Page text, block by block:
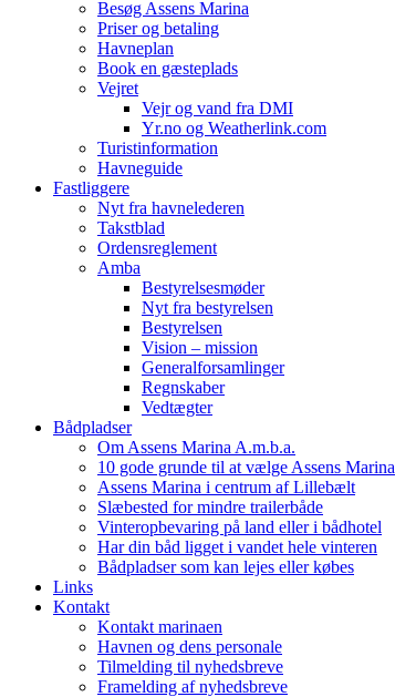
Besøg Assens Marina
Priser og betaling
Havneplan
Book en gæsteplads
Vejret
Vejr og vand fra DMI
Yr.no og Weatherlink.com
Turistinformation
Havneguide
Fastliggere
Nyt fra havnelederen
Takstblad
Ordensreglement
Amba
Bestyrelsesmøder
Nyt fra bestyrelsen
Bestyrelsen
Vision – mission
Generalforsamlinger
Regnskaber
Vedtægter
Bådpladser
Om Assens Marina A.m.b.a.
10 gode grunde til at vælge Assens Marina
Assens Marina i centrum af Lillebælt
Slæbested for mindre trailerbåde
Vinteropbevaring på land eller i bådhotel
Har din båd ligget i vandet hele vinteren
Bådpladser som kan lejes eller købes
Links
Kontakt
Kontakt marinaen
Havnen og dens personale
Tilmelding til nyhedsbreve
Framelding af nyhedsbreve